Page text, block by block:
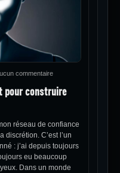
commentaire
pour construire
réseau de confiance
C’est l’un
: j’ai depuis toujours
eu beaucoup
Dans un monde